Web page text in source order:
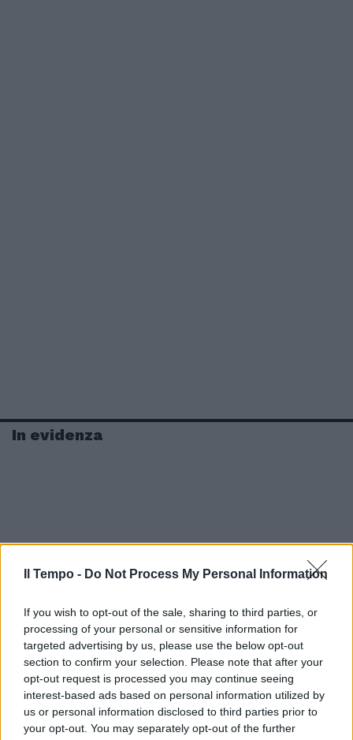
Il Tempo - Do Not Process My Personal Information
If you wish to opt-out of the sale, sharing to third parties, or
processing of your personal or sensitive information for
targeted advertising by us, please use the below opt-out
section to confirm your selection. Please note that after your
opt-out request is processed you may continue seeing
interest-based ads based on personal information utilized by
us or personal information disclosed to third parties prior to
your opt-out. You may separately opt-out of the further
In evidenza